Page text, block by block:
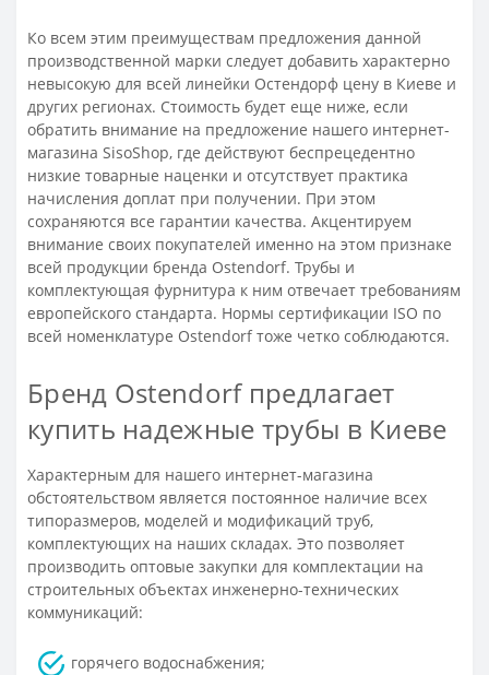
Ко всем этим преимуществам предложения данной
производственной марки следует добавить характерно
невысокую для всей линейки Остендорф цену в Киеве и
других регионах. Стоимость будет еще ниже, если
обратить внимание на предложение нашего интернет-
магазина SisoShop, где действуют беспрецедентно
низкие товарные наценки и отсутствует практика
начисления доплат при получении. При этом
сохраняются все гарантии качества. Акцентируем
внимание своих покупателей именно на этом признаке
всей продукции бренда Ostendorf. Трубы и
комплектующая фурнитура к ним отвечает требованиям
европейского стандарта. Нормы сертификации ISO по
всей номенклатуре Ostendorf тоже четко соблюдаются.
Бренд Ostendorf предлагает
купить надежные трубы в Киеве
Характерным для нашего интернет-магазина
обстоятельством является постоянное наличие всех
типоразмеров, моделей и модификаций труб,
комплектующих на наших складах. Это позволяет
производить оптовые закупки для комплектации на
строительных объектах инженерно-технических
коммуникаций:
горячего водоснабжения;